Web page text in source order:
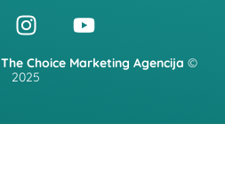
The Choice Marketing Agencija ©
2025